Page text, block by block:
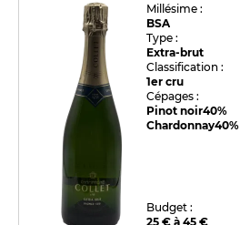
Millésime :
BSA
Type :
Extra-brut
Classification :
1er cru
Cépages :
Pinot noir40%
Chardonnay40%
Budget :
25 € à 45 €